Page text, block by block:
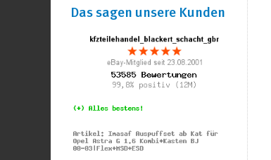
Das sagen unsere Kunden